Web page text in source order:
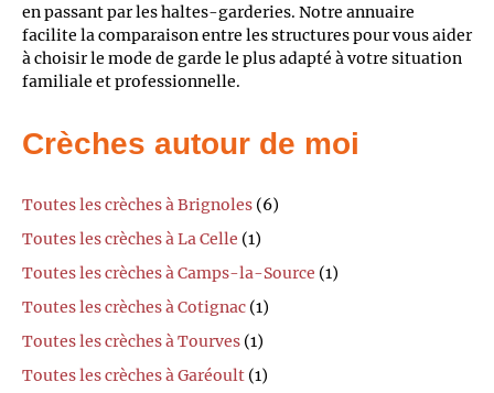
en passant par les haltes-garderies. Notre annuaire
facilite la comparaison entre les structures pour vous aider
à choisir le mode de garde le plus adapté à votre situation
familiale et professionnelle.
Crèches autour de moi
Toutes les crèches à Brignoles (6)
Toutes les crèches à La Celle (1)
Toutes les crèches à Camps-la-Source (1)
Toutes les crèches à Cotignac (1)
Toutes les crèches à Tourves (1)
Toutes les crèches à Garéoult (1)